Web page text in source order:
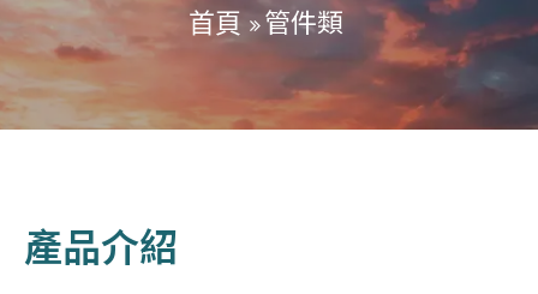
首頁 管件類
產品介紹